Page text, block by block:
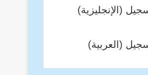
(الإنجليزية)
(العربية)